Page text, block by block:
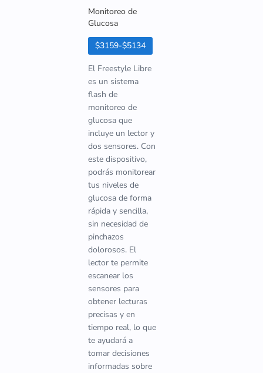
Monitoreo de
Glucosa
$3159-$5134
El Freestyle Libre
es un sistema
flash de
monitoreo de
glucosa que
incluye un lector y
dos sensores. Con
este dispositivo,
podrás monitorear
tus niveles de
glucosa de forma
rápida y sencilla,
sin necesidad de
pinchazos
dolorosos. El
lector te permite
escanear los
sensores para
obtener lecturas
precisas y en
tiempo real, lo que
te ayudará a
tomar decisiones
informadas sobre